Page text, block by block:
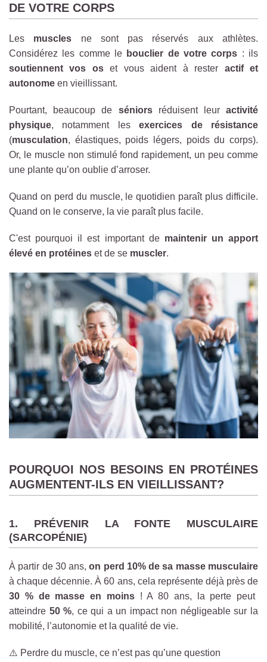
DE VOTRE CORPS
Les muscles ne sont pas réservés aux athlètes.
Considérez les comme le bouclier de votre corps : ils
soutiennent vos oset vous aident à rester actif et
autonome en vieillissant.
Pourtant, beaucoup de séniorsréduisent leur activité
physique, notamment lesexercices de résistance
(musculation, élastiques, poids légers, poids du corps).
Or, le muscle non stimulé fond rapidement, un peu comme
une plante qu’on oublie d’arroser.
Quand on perd du muscle, le quotidien paraît plus difficile.
Quand on le conserve, la vie paraît plus facile.
C'est pourquoi il est important de maintenir un apport
élevé en protéines et de se muscler.
POURQUOI NOS BESOINS EN PROTÉINES
AUGMENTENT-ILS EN VIEILLISSANT?
1. PRÉVENIR LA FONTE MUSCULAIRE
(SARCOPÉNIE)
À partir de 30 ans,on perd 10% de sa masse musculaire
à chaque décennie. À 60 ans, cela représente déjà près de
30 % de masse en moins! A 80 ans, la perte peut
atteindre 50 %, ce qui a un impact non négligeable sur la
mobilité, l’autonomie et la qualité de vie.
⚠️ Perdre du muscle, ce n’est pas qu’une question